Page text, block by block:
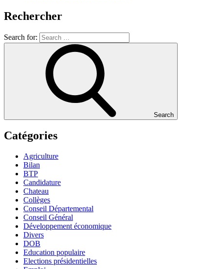
Rechercher
Search for:
Search
Catégories
Agriculture
Bilan
BTP
Candidature
Chateau
Collèges
Conseil Départemental
Conseil Général
Développement économique
Divers
DOB
Education populaire
Elections présidentielles